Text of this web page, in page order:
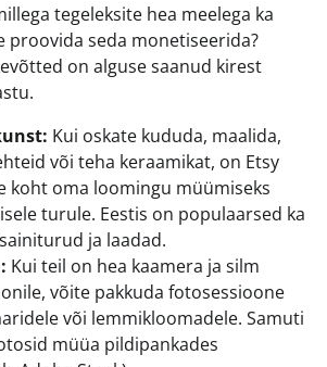
tegeleksite hea meelega ka
proovida seda monetiseerida?
on alguse saanud kirest
Kui oskate kududa, maalida,
või teha keraamikat, on Etsy
koht oma loomingu müümiseks
turule. Eestis on populaarsed ka
ja laadad.
Kui teil on hea kaamera ja silm
võite pakkuda fotosessioone
või lemmikloomadele. Samuti
müüa pildipankades